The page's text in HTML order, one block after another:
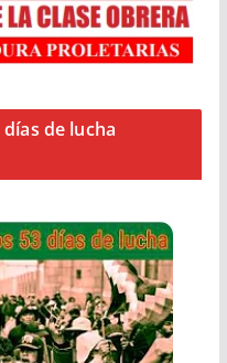
de lucha